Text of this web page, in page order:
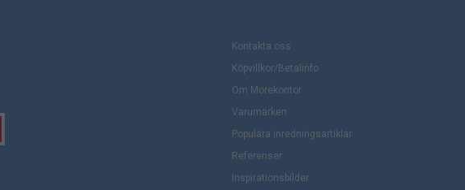
Kontakta oss
Köpvillkor/Betalinfo
Om Morekontor
Varumärken
Populära inredningsartiklar
Referenser
Inspirationsbilder